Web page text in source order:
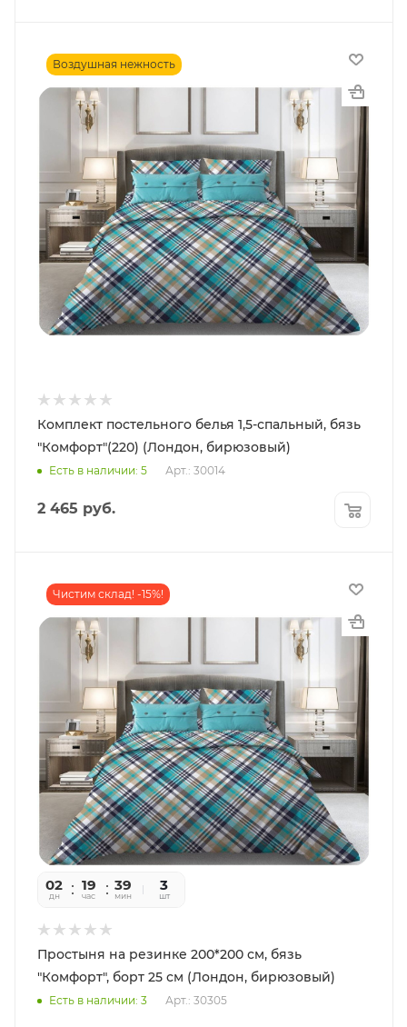
Воздушная нежность
Комплект постельного белья 1,5-спальный, бязь
"Комфорт"(220) (Лондон, бирюзовый)
Есть в наличии: 5 Арт.: 30014
2 465 руб.
Чистим склад! -15%!
02
дн
19
час
39
мин
56
сек
3
шт
Простыня на резинке 200*200 см, бязь
"Комфорт", борт 25 см (Лондон, бирюзовый)
Есть в наличии: 3 Арт.: 30305